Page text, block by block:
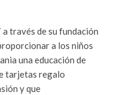
a través de su fundación
a los niños
una educación de
tarjetas regalo
y que